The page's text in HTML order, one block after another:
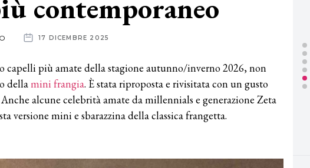
contemporaneo
17 DICEMBRE 2025
capelli più amate della stagione autunno/inverno 2026, non
della mini frangia. È stata riproposta e rivisitata con un gusto
alcune celebrità amate da millennials e generazione Zeta
versione mini e sbarazzina della classica frangetta.